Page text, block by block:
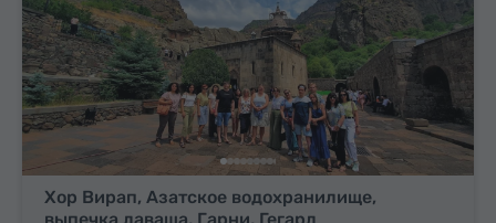
Хор Вирап, Азатское водохранилище,